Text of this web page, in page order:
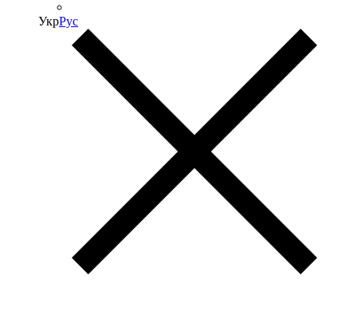
УкрРус